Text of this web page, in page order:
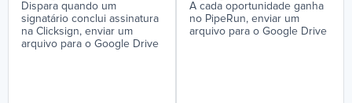
Dispara quando um
signatário conclui assinatura
na Clicksign, enviar um
arquivo para o Google Drive
A cada oportunidade ganha
no PipeRun, enviar um
arquivo para o Google Drive